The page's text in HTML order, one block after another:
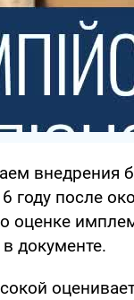
внедрения
году после
оценке
в документе.